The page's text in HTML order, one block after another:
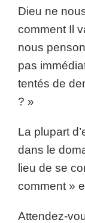
Dieu ne
comment Il
nous
pas
tentés de
? »
La plupart
dans le
lieu de se
comment »
Attendez-